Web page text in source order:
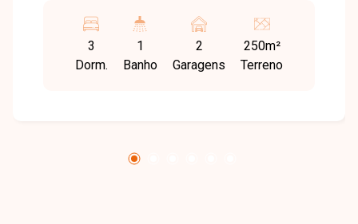
avenidas da cidade. O bairro conta com
supermercados, escolas, farmácias e diversos
serviços essenciais, proporcionando
serviço, quintal espaçoso e 2 vagas de
3
Dorm.
1
Banho
2
Garagens
250m²
Terreno